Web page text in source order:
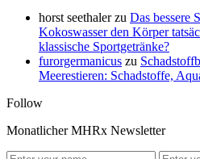
horst seethalerzu Das bessere
Kokoswasser den Körper
klassische Sportgetränke?
furorgermanicus zu
Meerestieren: Schadstoffe,
Follow
Monatlicher MHRx Newsletter